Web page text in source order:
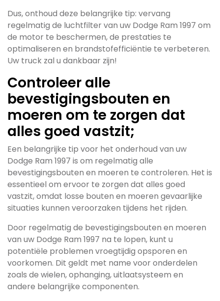
Dus, onthoud deze belangrijke tip: vervang
regelmatig de luchtfilter van uw Dodge Ram 1997 om
de motor te beschermen, de prestaties te
optimaliseren en brandstofefficiëntie te verbeteren.
Uw truck zal u dankbaar zijn!
Controleer alle
bevestigingsbouten en
moeren om te zorgen dat
alles goed vastzit;
Een belangrijke tip voor het onderhoud van uw
Dodge Ram 1997 is om regelmatig alle
bevestigingsbouten en moeren te controleren. Het is
essentieel om ervoor te zorgen dat alles goed
vastzit, omdat losse bouten en moeren gevaarlijke
situaties kunnen veroorzaken tijdens het rijden.
Door regelmatig de bevestigingsbouten en moeren
van uw Dodge Ram 1997 na te lopen, kunt u
potentiële problemen vroegtijdig opsporen en
voorkomen. Dit geldt met name voor onderdelen
zoals de wielen, ophanging, uitlaatsysteem en
andere belangrijke componenten.